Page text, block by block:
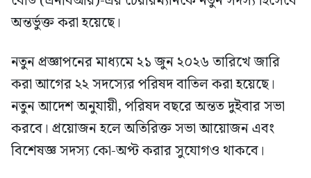
অন্তর্ভুক্ত করা হয়েছে।
নতুন প্রজ্ঞাপনের মাধ্যমে ২১ জুন ২০২৬ তারিখে জারি
করা আগের ২২ সদস্যের পরিষদ বাতিল করা হয়েছে।
নতুন আদেশ অনুযায়ী, পরিষদ বছরে অন্তত দুইবার সভা
করবে। প্রয়োজন হলে অতিরিক্ত সভা আয়োজন এবং
বিশেষজ্ঞ সদস্য কো-অপ্ট করার সুযোগও থাকবে।